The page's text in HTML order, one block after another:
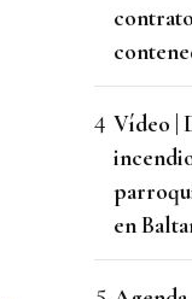
Vídeo |
en